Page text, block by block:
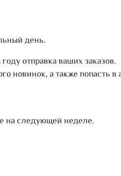
день.
отправка ваших заказов.
новинок, а также попасть
на следующей неделе.